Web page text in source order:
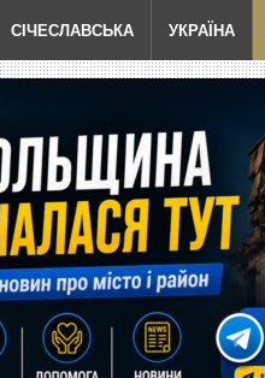
СІЧЕСЛАВСЬКА УКРАЇНА